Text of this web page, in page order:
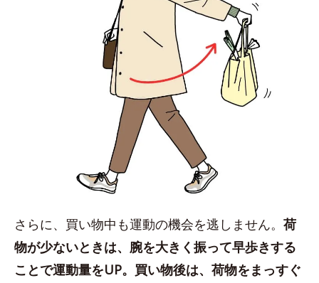
さらに、買い物中も運動の機会を逃しません。 荷
物が少ないときは、腕を大きく振って早歩きする
ことで運動量をUP。買い物後は、荷物をまっすぐ